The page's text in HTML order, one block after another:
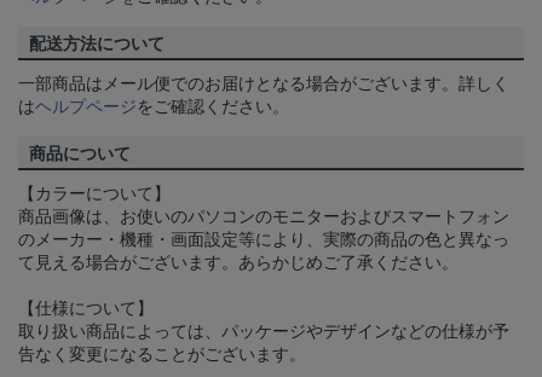
配送方法について
一部商品はメール便でのお届けとなる場合がございます。詳しく
はヘルプページをご確認ください。
商品について
【カラーについて】
商品画像は、お使いのパソコンのモニターおよびスマートフォン
のメーカー・機種・画面設定等により、実際の商品の色と異なっ
て見える場合がございます。あらかじめご了承ください。
【仕様について】
取り扱い商品によっては、パッケージやデザインなどの仕様が予
告なく変更になることがございます。